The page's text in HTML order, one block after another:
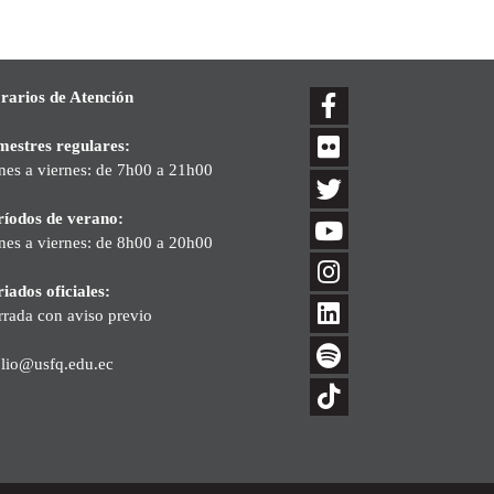
de Atención
regulares:
a viernes: de 7h00 a 21h00
de verano:
a viernes: de 8h00 a 20h00
oficiales:
con aviso previo